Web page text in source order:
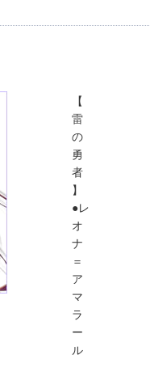
【
雷
の
勇
者
】
●レ
オ
ナ
＝
ア
マ
ラ
ー
ル